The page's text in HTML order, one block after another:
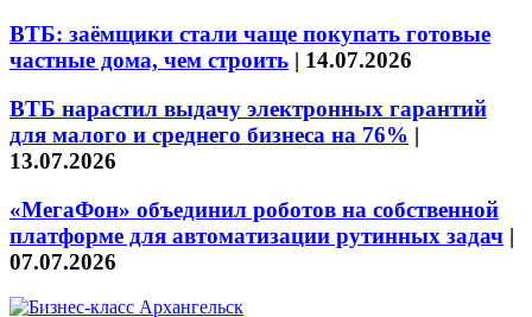
ВТБ: заёмщики стали чаще покупать готовые
частные дома, чем строить | 14.07.2026
ВТБ нарастил выдачу электронных гарантий
для малого и среднего бизнеса на 76% |
13.07.2026
«МегаФон» объединил роботов на собственной
платформе для автоматизации рутинных задач |
07.07.2026